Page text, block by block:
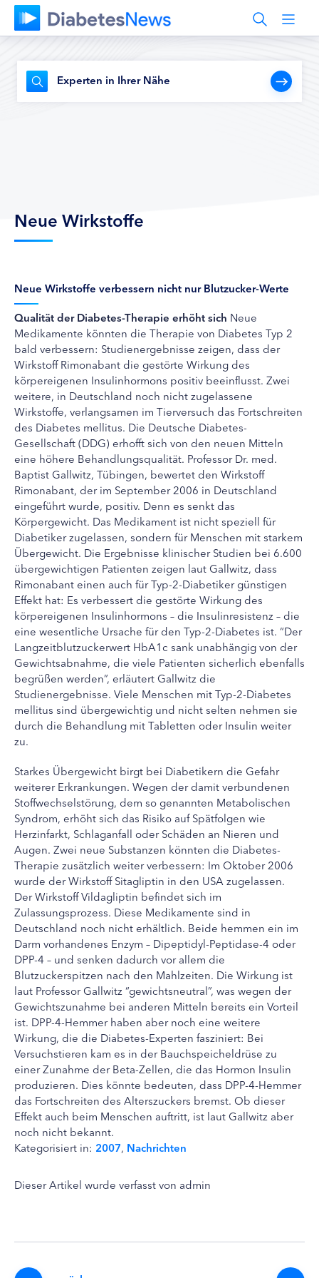
Experten in Ihrer Nähe
Neue Wirkstoffe
Neue Wirkstoffe verbessern nicht nur Blutzucker-Werte
Qualität der Diabetes-Therapie erhöht sich Neue
Medikamente könnten die Therapie von Diabetes Typ 2
bald verbessern: Studienergebnisse zeigen, dass der
Wirkstoff Rimonabant die gestörte Wirkung des
körpereigenen Insulinhormons positiv beeinflusst. Zwei
weitere, in Deutschland noch nicht zugelassene
Wirkstoffe, verlangsamen im Tierversuch das Fortschreiten
des Diabetes mellitus. Die Deutsche Diabetes-
Gesellschaft (DDG) erhofft sich von den neuen Mitteln
eine höhere Behandlungsqualität. Professor Dr. med.
Baptist Gallwitz, Tübingen, bewertet den Wirkstoff
Rimonabant, der im September 2006 in Deutschland
eingeführt wurde, positiv. Denn es senkt das
Körpergewicht. Das Medikament ist nicht speziell für
Diabetiker zugelassen, sondern für Menschen mit starkem
Übergewicht. Die Ergebnisse klinischer Studien bei 6.600
übergewichtigen Patienten zeigen laut Gallwitz, dass
Rimonabant einen auch für Typ-2-Diabetiker günstigen
Effekt hat: Es verbessert die gestörte Wirkung des
körpereigenen Insulinhormons – die Insulinresistenz – die
eine wesentliche Ursache für den Typ-2-Diabetes ist. “Der
Langzeitblutzuckerwert HbA1c sank unabhängig von der
Gewichtsabnahme, die viele Patienten sicherlich ebenfalls
begrüßen werden”, erläutert Gallwitz die
Studienergebnisse. Viele Menschen mit Typ-2-Diabetes
mellitus sind übergewichtig und nicht selten nehmen sie
durch die Behandlung mit Tabletten oder Insulin weiter
zu.
Starkes Übergewicht birgt bei Diabetikern die Gefahr
weiterer Erkrankungen. Wegen der damit verbundenen
Stoffwechselstörung, dem so genannten Metabolischen
Syndrom, erhöht sich das Risiko auf Spätfolgen wie
Herzinfarkt, Schlaganfall oder Schäden an Nieren und
Augen. Zwei neue Substanzen könnten die Diabetes-
Therapie zusätzlich weiter verbessern: Im Oktober 2006
wurde der Wirkstoff Sitagliptin in den USA zugelassen.
Der Wirkstoff Vildagliptin befindet sich im
Zulassungsprozess. Diese Medikamente sind in
Deutschland noch nicht erhältlich. Beide hemmen ein im
Darm vorhandenes Enzym – Dipeptidyl-Peptidase-4 oder
DPP-4 – und senken dadurch vor allem die
Blutzuckerspitzen nach den Mahlzeiten. Die Wirkung ist
laut Professor Gallwitz “gewichtsneutral”, was wegen der
Gewichtszunahme bei anderen Mitteln bereits ein Vorteil
ist. DPP-4-Hemmer haben aber noch eine weitere
Wirkung, die die Diabetes-Experten fasziniert: Bei
Versuchstieren kam es in der Bauchspeicheldrüse zu
einer Zunahme der Beta-Zellen, die das Hormon Insulin
produzieren. Dies könnte bedeuten, dass DPP-4-Hemmer
das Fortschreiten des Alterszuckers bremst. Ob dieser
Effekt auch beim Menschen auftritt, ist laut Gallwitz aber
noch nicht bekannt.
Kategorisiert in: 2007, Nachrichten
Dieser Artikel wurde verfasst von admin